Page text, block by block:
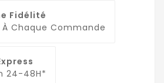
Fidélité
Chaque Commande
24-48H*